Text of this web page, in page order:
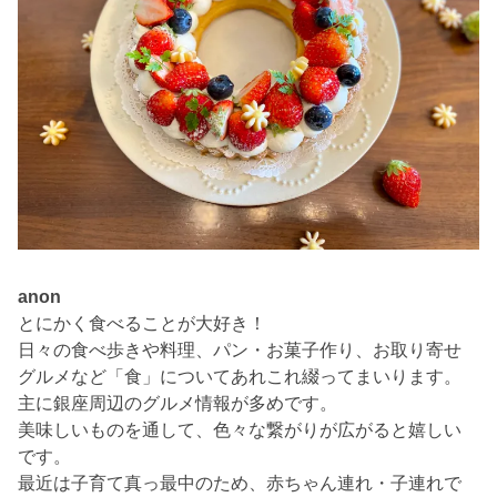
anon
とにかく食べることが大好き！
日々の食べ歩きや料理、パン・お菓子作り、お取り寄せ
グルメなど「食」についてあれこれ綴ってまいります。
主に銀座周辺のグルメ情報が多めです。
美味しいものを通して、色々な繋がりが広がると嬉しい
です。
最近は子育て真っ最中のため、赤ちゃん連れ・子連れで